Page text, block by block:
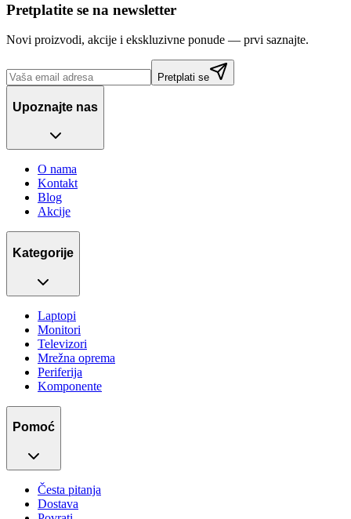
Pretplatite se na newsletter
Novi proizvodi, akcije i ekskluzivne ponude — prvi saznajte.
Pretplati se
Upoznajte nas
O nama
Kontakt
Blog
Akcije
Kategorije
Laptopi
Monitori
Televizori
Mrežna oprema
Periferija
Komponente
Pomoć
Česta pitanja
Dostava